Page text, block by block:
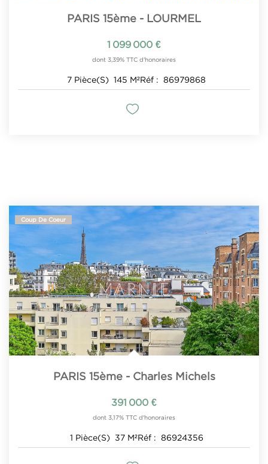
PARIS 15ème - LOURMEL
1 099 000 €
dont 3,39% TTC d'honoraires
7 Pièce(s) 145 M²Réf : 86979868
Coup De Coeur
PARIS 15ème - Charles Michels
391 000 €
dont 3,17% TTC d'honoraires
1 Pièce(s) 37 M²Réf : 86924356